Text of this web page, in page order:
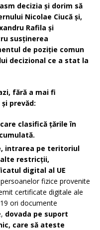
decizia și dorim să
Nicolae Ciucă și,
Rafila și
susținerea
de poziție comun
decizional ce a stat la
fără a mai fi
prevăd:
clasifică țările în
intrarea pe teritoriul
alte restricții,
digital al UE
fizice provenite
certificate digitale ale
ori documente
dovada pe suport
care să ateste